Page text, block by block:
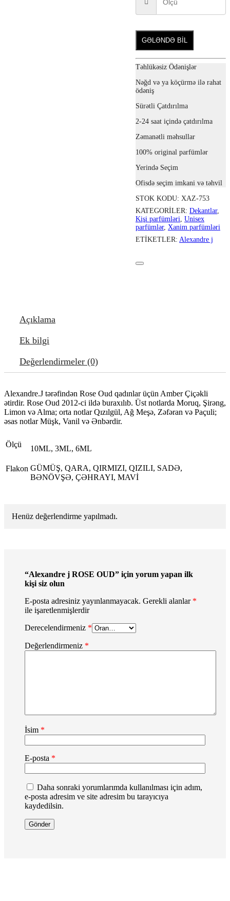
GƏLƏNDƏ BİL
Təhlükəsiz Ödənişlər
Nəğd və ya köçürmə ilə rahat
ödəniş
Sürətli Çatdırılma
2-24 saat içində çatdırılma
Zəmanətli məhsullar
100% original parfümlər
Yerində Seçim
Ofisdə seçim imkani və təhvil
STOK KODU: XAZ-753
KATEGORILER: Dekantlar,
Kişi parfümləri Unisex
parfümlər, Xanim parfümləri
ETIKETLER: Alexandre j
Açıklama
Ek bilgi
Değerlendirmeler (0)
Alexandre.J tərəfindən Rose Oud qadınlar üçün Amber Çiçəkli
ətirdir. Rose Oud 2012-ci ildə buraxılıb. Üst notlarda Moruq, Şirəng,
Limon və Alma; orta notlar Qızılgül, Ağ Meşə, Zəfəran və Paçuli;
əsas notlar Müşk, Vanil və Ənbərdir.
Ölçü 10ML, 3ML, 6ML
Flakon GÜMÜŞ, QARA, QIRMIZI, QIZILI, SADƏ,
BƏNÖVŞƏ, ÇƏHRAYI, MAVİ
Henüz değerlendirme yapılmadı.
“Alexandre j ROSE OUD” için yorum yapan ilk
kişi siz olun
E-posta adresiniz yayınlanmayacak. Gerekli alanlar *
ile işaretlenmişlerdir
Derecelendirmeniz *
Değerlendirmeniz *
İsim *
E-posta *
Daha sonraki yorumlarımda kullanılması için adım,
e-posta adresim ve site adresim bu tarayıcıya
kaydedilsin.